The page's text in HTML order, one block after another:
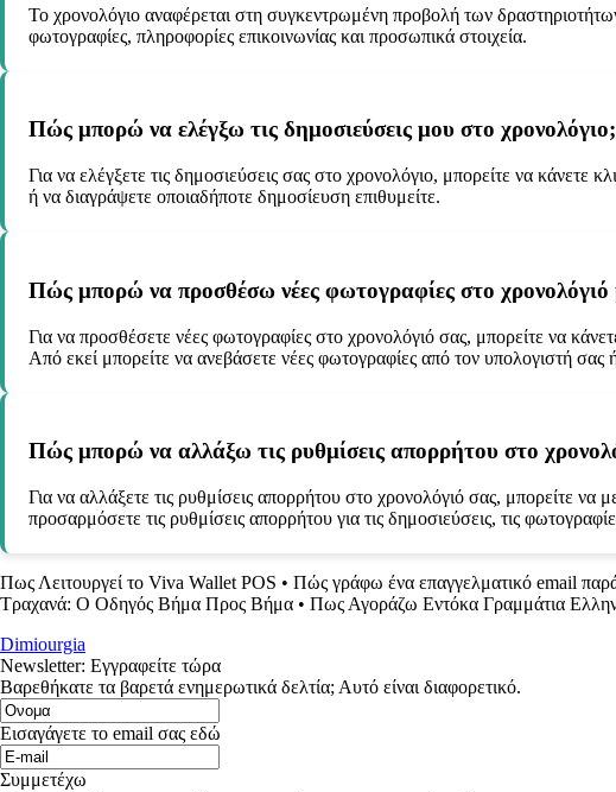
Το χρονολόγιο αναφέρεται στη συγκεντρωμένη προβολή των
φωτογραφίες, πληροφορίες επικοινωνίας και προσωπικά στοιχεία.
Πώς μπορώ να ελέγξω τις δημοσιεύσεις μου στο χρονολόγιο;
Για να ελέγξετε τις δημοσιεύσεις σας στο χρονολόγιο, μπορείτε να κάνετε
ή να διαγράψετε οποιαδήποτε δημοσίευση επιθυμείτε.
Πώς μπορώ να προσθέσω νέες φωτογραφίες στο χρονολόγιό
Για να προσθέσετε νέες φωτογραφίες στο χρονολόγιό σας, μπορείτε να
Από εκεί μπορείτε να ανεβάσετε νέες φωτογραφίες από τον υπολογιστή σας
Πώς μπορώ να αλλάξω τις ρυθμίσεις απορρήτου στο
Για να αλλάξετε τις ρυθμίσεις απορρήτου στο χρονολόγιό σας, μπορείτε
προσαρμόσετε τις ρυθμίσεις απορρήτου για τις δημοσιεύσεις, τις
Πως Λειτουργεί το Viva Wallet POS • Πώς γράφω ένα επαγγελματικό email
Τραχανά: Ο Οδηγός Βήμα Προς Βήμα • Πως Αγοράζω Εντόκα Γραμμάτια
Dimiourgia
Newsletter: Εγγραφείτε τώρα
Βαρεθήκατε τα βαρετά ενημερωτικά δελτία; Αυτό είναι διαφορετικό.
Εισαγάγετε το email σας εδώ
Συμμετέχω